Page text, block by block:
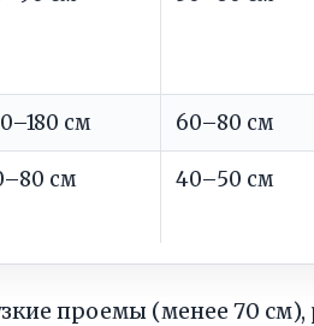
см 60–80 см
см 40–50 см
проемы (менее 70